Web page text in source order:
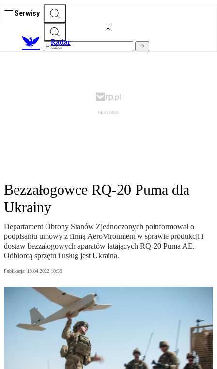
Serwisy
Radar
Bezzałogowce RQ-20 Puma dla
Ukrainy
Departament Obrony Stanów Zjednoczonych poinformował o
podpisaniu umowy z firmą AeroVironment w sprawie produkcji i
dostaw bezzałogowych aparatów latających RQ-20 Puma AE.
Odbiorcą sprzętu i usług jest Ukraina.
Publikacja: 19.04.2022 10:39